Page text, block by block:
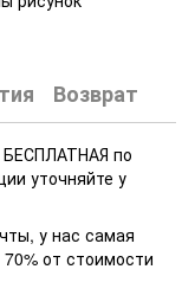
Возврат
БЕСПЛАТНАЯ по
уточняйте у
у нас самая
от стоимости